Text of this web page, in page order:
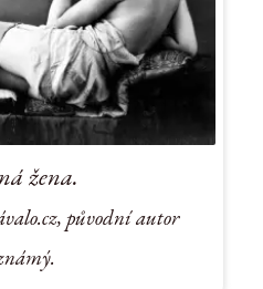
žena.
původní autor